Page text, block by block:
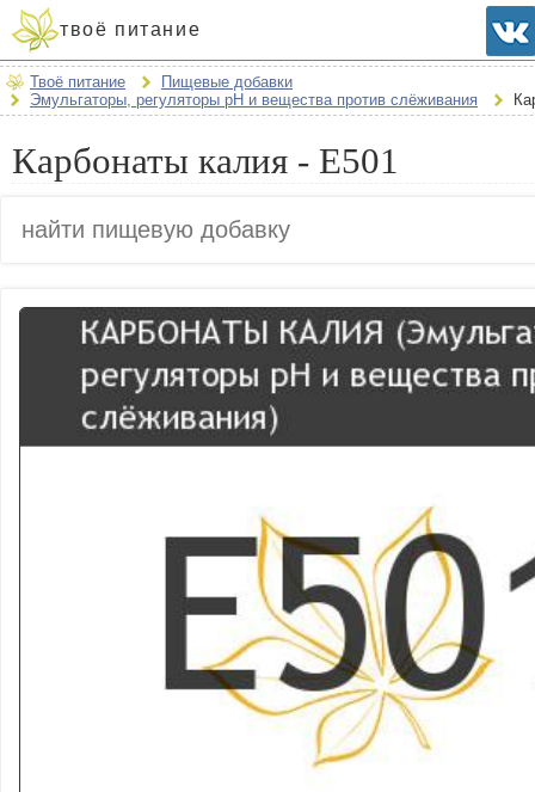
твоё питание
Твоё питание
Пищевые добавки
Эмульгаторы, регуляторы рН и вещества против слёживания
Карбонаты калия - E501